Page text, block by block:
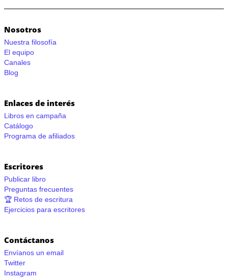
Nosotros
Nuestra filosofía
El equipo
Canales
Blog
Enlaces de interés
Libros en campaña
Catálogo
Programa de afiliados
Escritores
Publicar libro
Preguntas frecuentes
🏆 Retos de escritura
Ejercicios para escritores
Contáctanos
Envíanos un email
Twitter
Instagram